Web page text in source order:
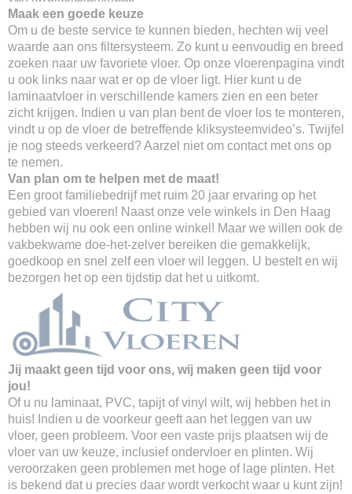
Maak een goede keuze
Om u de beste service te kunnen bieden, hechten wij veel
waarde aan ons filtersysteem. Zo kunt u eenvoudig en breed
zoeken naar uw favoriete vloer. Op onze vloerenpagina vindt
u ook links naar wat er op de vloer ligt. Hier kunt u de
laminaatvloer in verschillende kamers zien en een beter
zicht krijgen. Indien u van plan bent de vloer los te monteren,
vindt u op de vloer de betreffende kliksysteemvideo’s. Twijfel
je nog steeds verkeerd? Aarzel niet om contact met ons op
te nemen.
Van plan om te helpen met de maat!
Een groot familiebedrijf met ruim 20 jaar ervaring op het
gebied van vloeren! Naast onze vele winkels in Den Haag
hebben wij nu ook een online winkel! Maar we willen ook de
vakbekwame doe-het-zelver bereiken die gemakkelijk,
goedkoop en snel zelf een vloer wil leggen. U bestelt en wij
bezorgen het op een tijdstip dat het u uitkomt.
Jij maakt geen tijd voor ons, wij maken geen tijd voor
jou!
Of u nu laminaat, PVC, tapijt of vinyl wilt, wij hebben het in
huis! Indien u de voorkeur geeft aan het leggen van uw
vloer, geen probleem. Voor een vaste prijs plaatsen wij de
vloer van uw keuze, inclusief ondervloer en plinten. Wij
veroorzaken geen problemen met hoge of lage plinten. Het
is bekend dat u precies daar wordt verkocht waar u kunt zijn!